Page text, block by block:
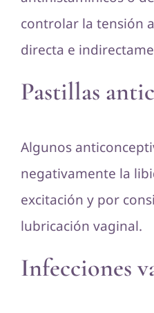
controlar la tensión
directa e
Pastillas
Algunos
negativamente la
excitación y por
lubricación vaginal.
Infecciones